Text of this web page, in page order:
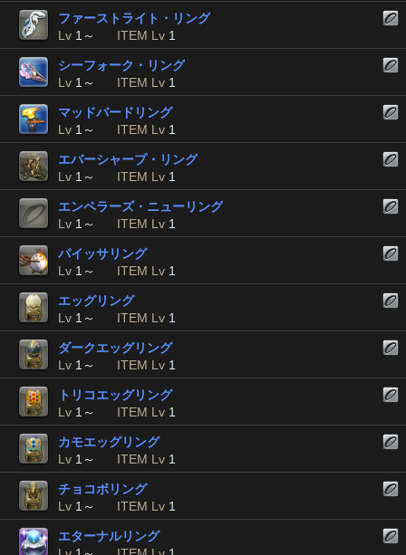
ファーストライト・リング
Lv 1～ ITEM Lv 1
シーフォーク・リング
Lv 1～ ITEM Lv 1
マッドバードリング
Lv 1～ ITEM Lv 1
エバーシャープ・リング
Lv 1～ ITEM Lv 1
エンペラーズ・ニューリング
Lv 1～ ITEM Lv 1
パイッサリング
Lv 1～ ITEM Lv 1
エッグリング
Lv 1～ ITEM Lv 1
ダークエッグリング
Lv 1～ ITEM Lv 1
トリコエッグリング
Lv 1～ ITEM Lv 1
カモエッグリング
Lv 1～ ITEM Lv 1
チョコボリング
Lv 1～ ITEM Lv 1
エターナルリング